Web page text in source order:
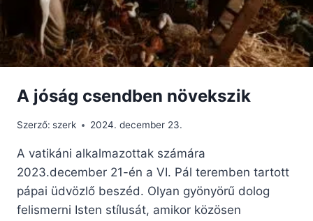
A jóság csendben növekszik
Szerző: szerk 2024. december 23.
A vatikáni alkalmazottak számára
2023.december 21-én a VI. Pál teremben tartott
pápai üdvözlő beszéd. Olyan gyönyörű dolog
felismerni Isten stílusát, amikor közösen